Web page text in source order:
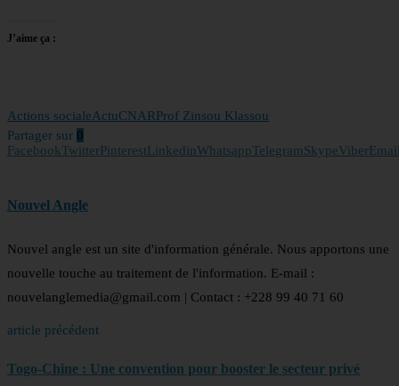
J’aime ça :
Actions socialeActuCNARProf Zinsou Klassou
Partager sur 0
FacebookTwitterPinterestLinkedinWhatsappTelegramSkypeViber
Nouvel Angle
Nouvel angle est un site d'information générale. Nous apportons une
nouvelle touche au traitement de l'information. E-mail :
nouvelanglemedia@gmail.com | Contact : +228 99 40 71 60
article précédent
Togo-Chine : Une convention pour booster le secteur privé